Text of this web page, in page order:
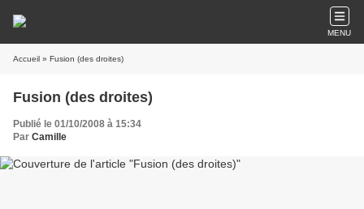
MENU
Accueil » Fusion (des droites)
Fusion (des droites)
Publié le 01/10/2008 à 15:34
Par Camille